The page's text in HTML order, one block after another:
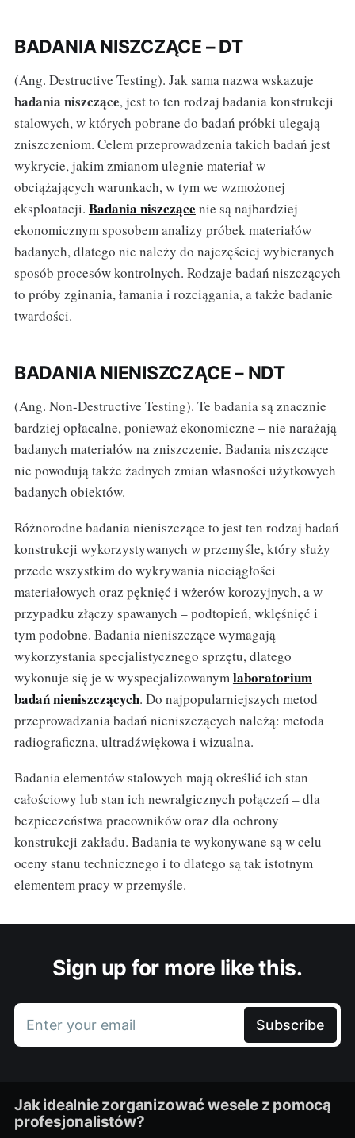
BADANIA NISZCZĄCE – DT
(Ang. Destructive Testing). Jak sama nazwa wskazuje
badania niszczące, jest to ten rodzaj badania konstrukcji
stalowych, w których pobrane do badań próbki ulegają
zniszczeniom. Celem przeprowadzenia takich badań jest
wykrycie, jakim zmianom ulegnie materiał w
obciążających warunkach, w tym we wzmożonej
eksploatacji. Badania niszczące nie są najbardziej
ekonomicznym sposobem analizy próbek materiałów
badanych, dlatego nie należy do najczęściej wybieranych
sposób procesów kontrolnych. Rodzaje badań niszczących
to próby zginania, łamania i rozciągania, a także badanie
twardości.
BADANIA NIENISZCZĄCE – NDT
(Ang. Non-Destructive Testing). Te badania są znacznie
bardziej opłacalne, ponieważ ekonomiczne – nie narażają
badanych materiałów na zniszczenie. Badania niszczące
nie powodują także żadnych zmian własności użytkowych
badanych obiektów.
Różnorodne badania nieniszczące to jest ten rodzaj badań
konstrukcji wykorzystywanych w przemyśle, który służy
przede wszystkim do wykrywania nieciągłości
materiałowych oraz pęknięć i wżerów korozyjnych, a w
przypadku złączy spawanych – podtopień, wklęśnięć i
tym podobne. Badania nieniszczące wymagają
wykorzystania specjalistycznego sprzętu, dlatego
wykonuje się je w wyspecjalizowanymlaboratorium
badań nieniszczących. Do najpopularniejszych metod
przeprowadzania badań nieniszczących należą: metoda
radiograficzna, ultradźwiękowa i wizualna.
Badania elementów stalowych mają określić ich stan
całościowy lub stan ich newralgicznych połączeń – dla
bezpieczeństwa pracowników oraz dla ochrony
konstrukcji zakładu. Badania te wykonywane są w celu
oceny stanu technicznego i to dlatego są tak istotnym
elementem pracy w przemyśle.
Sign up for more like this.
Enter your email Subscribe
Jak idealnie zorganizować wesele z pomocą
profesjonalistów?